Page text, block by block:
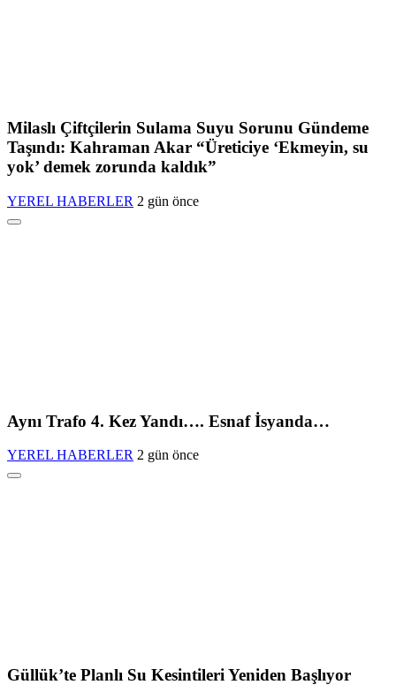
Milaslı Çiftçilerin Sulama Suyu Sorunu Gündeme
Taşındı: Kahraman Akar “Üreticiye ‘Ekmeyin, su
yok’ demek zorunda kaldık”
YEREL HABERLER 2 gün önce
Aynı Trafo 4. Kez Yandı…. Esnaf İsyanda…
YEREL HABERLER 2 gün önce
Güllük’te Planlı Su Kesintileri Yeniden Başlıyor